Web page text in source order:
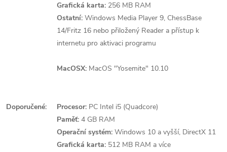
Grafická karta: 256 MB RAM
Ostatní: Windows Media Player 9, ChessBase
14/Fritz 16 nebo přiložený Reader a přístup k
internetu pro aktivaci programu
MacOSX: MacOS "Yosemite" 10.10
Doporučené: Procesor: PC Intel i5 (Quadcore)
Paměť: 4 GB RAM
Operační systém: Windows 10 a vyšší, DirectX 11
Grafická karta: 512 MB RAM a více